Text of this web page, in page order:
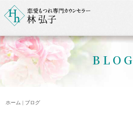
BLOG
ホーム | ブログ